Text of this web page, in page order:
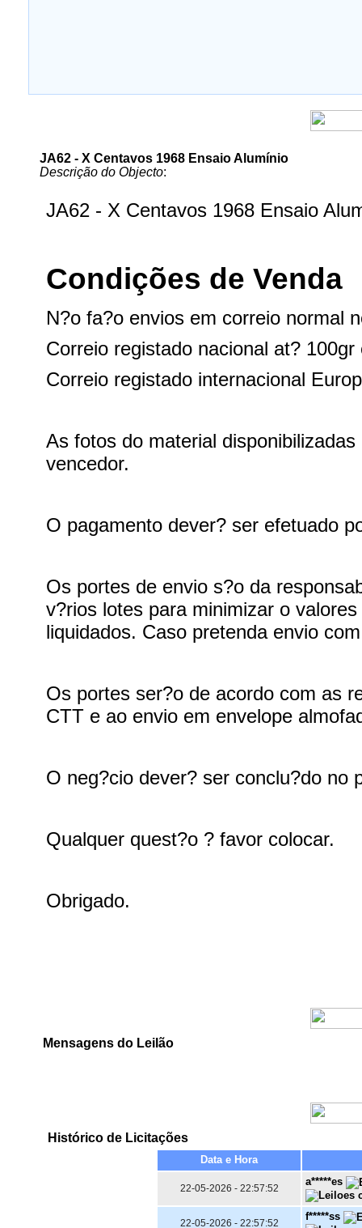
JA62 - X Centavos 1968 Ensaio Alumínio
Descrição do Objecto:
Mensagens do Leilão
Histórico de Licitações
Data e Hora
22-05-2026 - 22:57:52
a*****es
22-05-2026 - 22:57:52
f*****ss